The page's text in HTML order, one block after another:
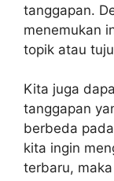
tanggapan.
menemukan
topik atau
Kita juga
tanggapan
berbeda
kita ingin
terbaru,